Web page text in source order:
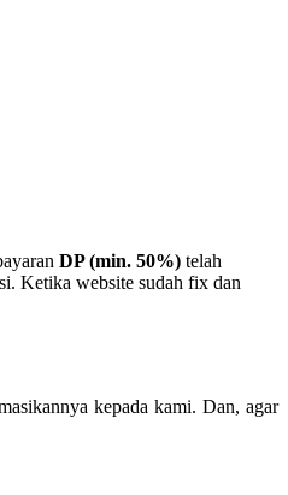
DP (min. 50%) telah
Ketika website sudah fix dan
kepada kami. Dan, agar